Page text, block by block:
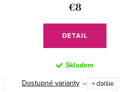
€8
DETAIL
Skladom
Dostupné varianty
+ ďalšie